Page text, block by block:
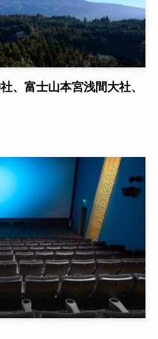
、富士山本宮浅間大社、